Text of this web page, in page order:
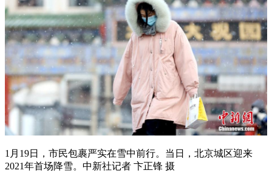
1月19日，市民包裹严实在雪中前行。当日，北京城区迎来
2021年首场降雪。中新社记者 卞正锋 摄